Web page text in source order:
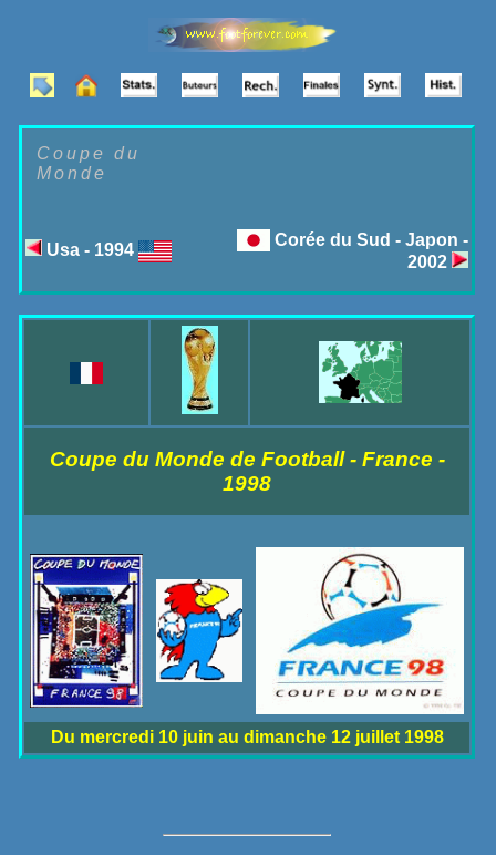
Coupe du
Monde
Usa - 1994
Corée du Sud - Japon -
2002
Coupe du Monde de Football - France -
1998
Du mercredi 10 juin au dimanche 12 juillet 1998